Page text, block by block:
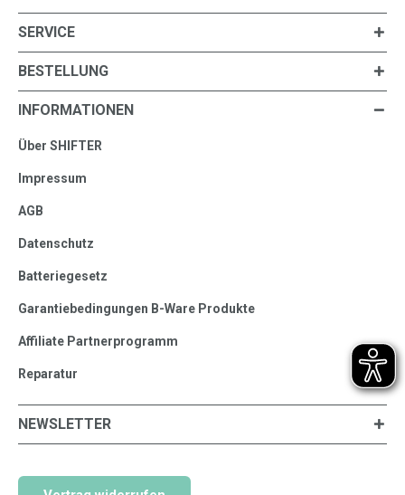
SERVICE
BESTELLUNG
INFORMATIONEN
Über SHIFTER
Impressum
AGB
Datenschutz
Batteriegesetz
Garantiebedingungen B-Ware Produkte
Affiliate Partnerprogramm
Reparatur
NEWSLETTER